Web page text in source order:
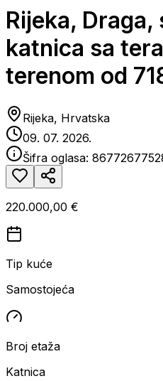
Rijeka,
katnica sa
terenom od
Rijeka, Hrvatska
09. 07. 2026.
Šifra oglasa:
220.000,00 €
Tip kuće
Samostojeća
Broj etaža
Katnica